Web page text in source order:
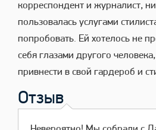
корреспондент и журналист,
пользовалась услугами
попробовать. Ей хотелось не
себя глазами другого
привнести в свой гардероб и
Отзыв